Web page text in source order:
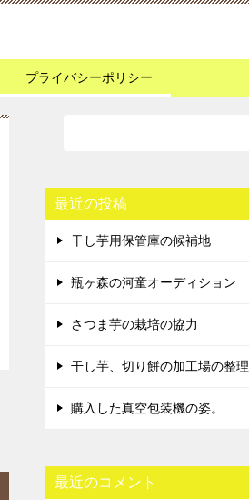
プライバシーポリシー
最近の投稿
干し芋用保管庫の候補地
瓶ヶ森の河童オーディション
さつま芋の栽培の協力
干し芋、切り餅の加工場の整理
購入した真空包装機の姿。
最近のコメント